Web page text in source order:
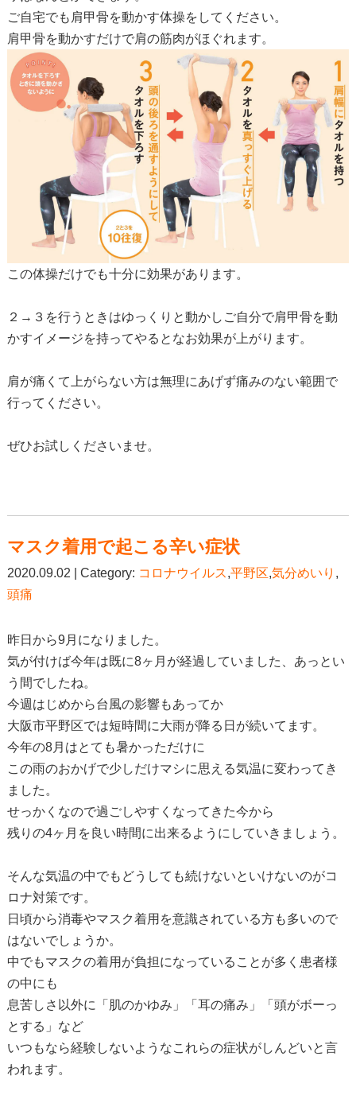
ご自宅でも肩甲骨を動かす体操をしてください。
肩甲骨を動かすだけで肩の筋肉がほぐれます。
この体操だけでも十分に効果があります。
２→３を行うときはゆっくりと動かしご自分で肩甲骨を動
かすイメージを持ってやるとなお効果が上がります。
肩が痛くて上がらない方は無理にあげず痛みのない範囲で
行ってください。
ぜひお試しくださいませ。
マスク着用で起こる辛い症状
2020.09.02 | Category: コロナウイルス,平野区,気分めいり ,
頭痛
昨日から9月になりました。
気が付けば今年は既に8ヶ月が経過していました、あっとい
う間でしたね。
今週はじめから台風の影響もあってか
大阪市平野区では短時間に大雨が降る日が続いてます。
今年の8月はとても暑かっただけに
この雨のおかげで少しだけマシに思える気温に変わってき
ました。
せっかくなので過ごしやすくなってきた今から
残りの4ヶ月を良い時間に出来るようにしていきましょう。
そんな気温の中でもどうしても続けないといけないのがコ
ロナ対策です。
日頃から消毒やマスク着用を意識されている方も多いので
はないでしょうか。
中でもマスクの着用が負担になっていることが多く患者様
の中にも
息苦しさ以外に「肌のかゆみ」「耳の痛み」「頭がボーっ
とする」など
いつもなら経験しないようなこれらの症状がしんどいと言
われます。